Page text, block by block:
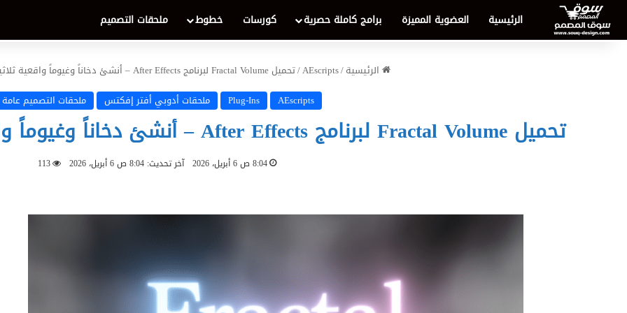
الرئيسية العضوية المميزة برامج كاملة حصرية كورسات خطوط ملحقات التصميم
الرئيسية/
AEscripts
/تحميل Fractal Volume لبرنامج After Effects – أنشئ دخاناً وغيوماً واقعية ثلاثية الأبعاد لعام 2026
AEscripts
Plug-Ins ملحقات أدوبي أفتر إفكتس ملحقات التصميم عامة
تحميل Fractal Volume لبرنامج After Effects – أنشئ دخاناً وغيوماً واقعية ثلاثية الأبعاد لعام 2026
8:04 ص 6 أبريل، 2026 آخر تحديث: 8:04 ص 6 أبريل، 2026 113